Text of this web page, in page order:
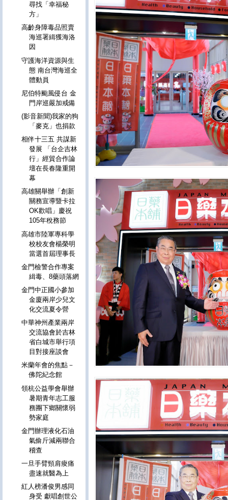
尋找「幸福秘
方」
高齡身障毒品照賣
海巡署緝獲海洛
因
守護海洋資源與生
態 南台灣海巡全
體動員
尼伯特颱風侵台 金
門岸巡嚴加戒備
(影音新聞)我家的狗
「麥克」也捐款
相伴十三五 共謀新
發展 「台企吉林
行」經貿合作論
壇在長春隆重開
幕
高雄關舉辦「創新
關務宣導暨卡拉
OK歡唱」慶祝
105年稅務節
高雄市陸軍專科學
校校友會楊榮明
當選首屆理事長
金門檢警合作專案
緝毒、8藥頭落網
金門中正國小參加
金廈兩岸少兒文
化交流夏令營
中華神州產業兩岸
交流協會於吉林
省白城市舉行項
目對接座談會
米蘭年會的焦點－
佛陀紀念館
領杭公益學會舉辦
暑期青年志工服
務團下鄉關懷弱
勢家庭
金門辦理液化石油
氣偷斤減兩聯合
稽查
一旦手臂頸肩痠痛
盡速就醫為上
紅人榜潘俊男感同
身受 獻唱創世公